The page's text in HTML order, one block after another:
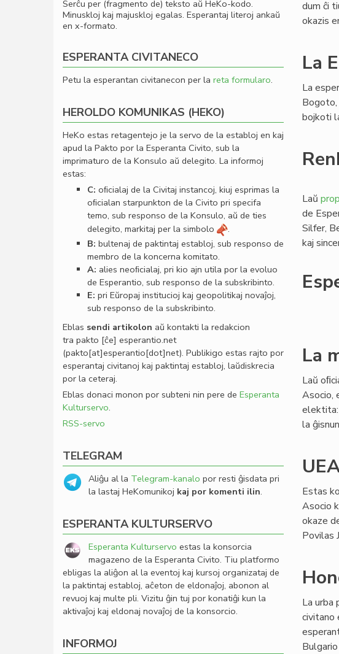
dum ĉi
okazis
La
La
bojkoti
Laŭ
de
Silfer,
kaj
La
Laŭ
Asocio,
elektita:
la
Estas
Asocio
okaze
Povilas
La urba
civitano
Serĉu per (fragmento de) teksto aŭ HeKo-kodo.
Minuskloj kaj majuskloj egalas. Esperantaj literoj ankaŭ
en x-formato.
ESPERANTA CIVITANECO
Petu la esperantan civitanecon per la reta formularo.
HEROLDO KOMUNIKAS (HEKO)
HeKo estas retagentejo je la servo de la establoj en kaj
apud la Pakto por la Esperanta Civito, sub la
imprimaturo de la Konsulo aŭ delegito. La informoj
estas:
C: oﬁcialaj de la Civitaj instancoj, kiuj esprimas la
oﬁcialan starpunkton de la Civito pri specifa
temo, sub responso de la Konsulo, aŭ de ties
delegito, markitaj per la simbolo
.
B: bultenaj de paktintaj establoj, sub responso de
membro de la koncerna komitato.
A: alies neoﬁcialaj, pri kio ajn utila por la evoluo
de Esperantio, sub responso de la subskribinto.
E: pri Eŭropaj institucioj kaj geopolitikaj novaĵoj,
sub responso de la subskribinto.
Eblas sendi artikolon aŭ kontakti la redakcion
tra pakto [ĉe] esperantio.net
(pakto[at]esperantio[dot]net). Publikigo estas rajto por
esperantaj civitanoj kaj paktintaj establoj, laŭdiskrecia
por la ceteraj.
Eblas donaci monon por subteni nin pere de Esperanta
Kulturservo.
RSS-servo
TELEGRAM
Aliĝu al la Telegram-kanalo por resti ĝisdata pri
la lastaj HeKomunikoj kaj por komenti ilin.
ESPERANTA KULTURSERVO
Esperanta Kulturservo estas la konsorcia
magazeno de la Esperanta Civito. Tiu platformo
ebligas la aliĝon al la eventoj kaj kursoj organizataj de
la paktintaj establoj, aĉeton de eldonaĵoj, abonon al
revuoj kaj multe pli. Vizitu ĝin tuj por konatiĝi kun la
aktivaĵoj kaj eldonaj novaĵoj de la konsorcio.
INFORMOJ